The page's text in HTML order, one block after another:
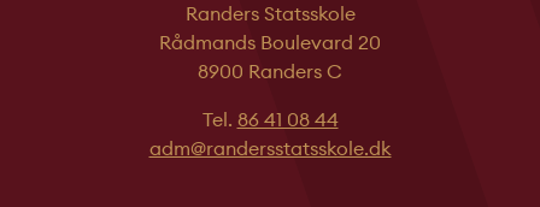
Randers Statsskole
Rådmands Boulevard 20
8900 Randers C
Tel. 86 41 08 44
adm@randersstatsskole.dk